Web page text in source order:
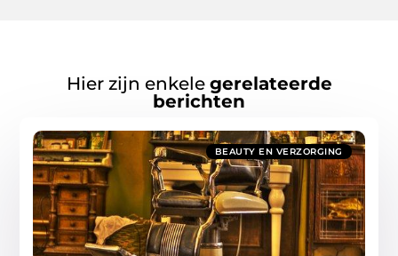
Hier zijn enkele gerelateerde
berichten
BEAUTY EN VERZORGING